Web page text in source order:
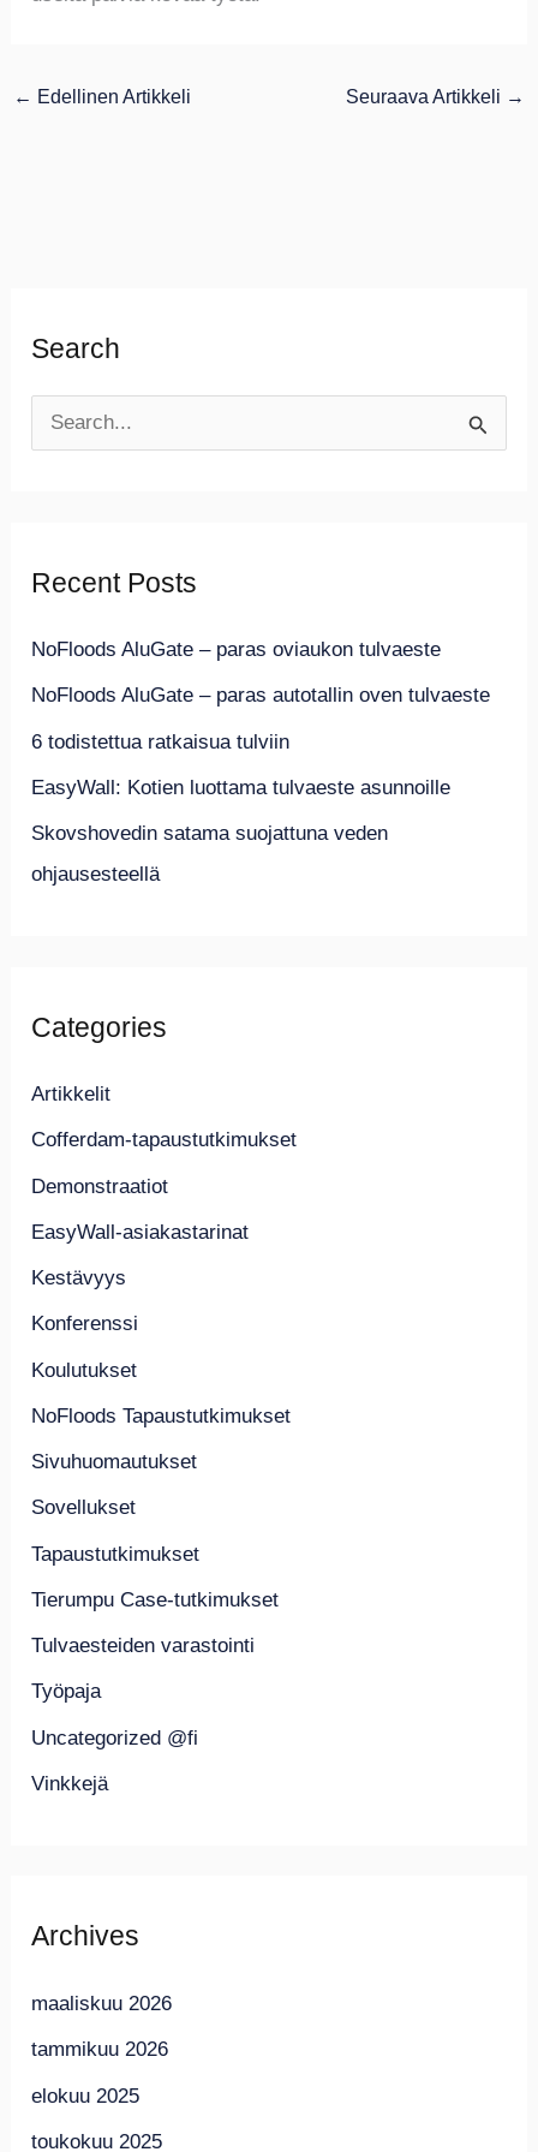
← Edellinen Artikkeli Seuraava Artikkeli →
Search
c
r
:
Recent Posts
NoFloods AluGate – paras oviaukon tulvaeste
NoFloods AluGate – paras autotallin oven tulvaeste
6 todistettua ratkaisua tulviin
EasyWall: Kotien luottama tulvaeste asunnoille
Skovshovedin satama suojattuna veden
ohjausesteellä
Categories
Artikkelit
Cofferdam-tapaustutkimukset
Demonstraatiot
EasyWall-asiakastarinat
Kestävyys
Konferenssi
Koulutukset
NoFloods Tapaustutkimukset
Sivuhuomautukset
Sovellukset
Tapaustutkimukset
Tierumpu Case-tutkimukset
Tulvaesteiden varastointi
Työpaja
Uncategorized @fi
Vinkkejä
Archives
maaliskuu 2026
tammikuu 2026
elokuu 2025
toukokuu 2025